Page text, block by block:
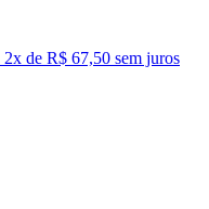
2x de R$ 67,50 sem juros